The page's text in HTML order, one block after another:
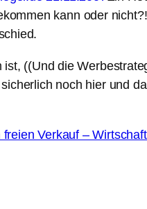
kann oder
((Und die
noch hier und
Verkauf –